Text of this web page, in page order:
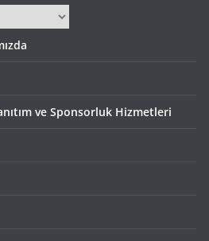
ve Sponsorluk Hizmetleri